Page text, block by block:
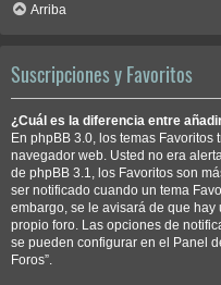
Arriba
Suscripciones y Favoritos
¿Cuál es la diferencia entre
En phpBB 3.0, los temas
navegador web. Usted no era
de phpBB 3.1, los Favoritos son
ser notificado cuando un tema
embargo, se le avisará de que
propio foro. Las opciones de
se pueden configurar en el Panel
Foros”.